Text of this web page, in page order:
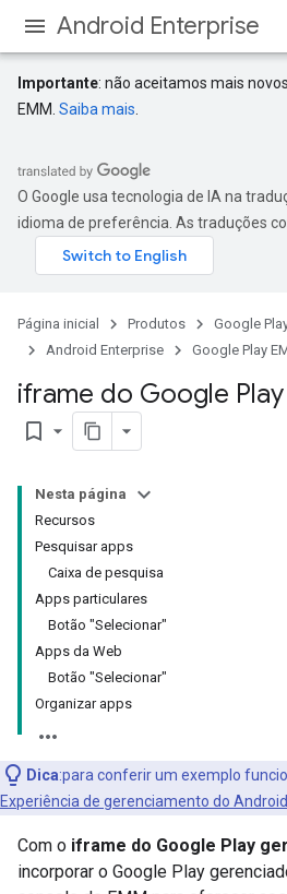
Android Enterprise
Importante: não aceitamos mais
EMM. Saiba mais
O Google usa tecnologia de IA na
idioma de preferência. As traduções
Página inicial Produtos
Google
Android Enterprise
Google Play
iframe do Google
bookmark_border
Nesta página
Recursos
Pesquisar apps
Caixa de pesquisa
Apps particulares
Botão "Selecionar"
Apps da Web
Botão "Selecionar"
Organizar apps
Dica:para conferir um exemplo
Experiência de gerenciamento do Android
Com o iframe do Google Play
incorporar o Google Play